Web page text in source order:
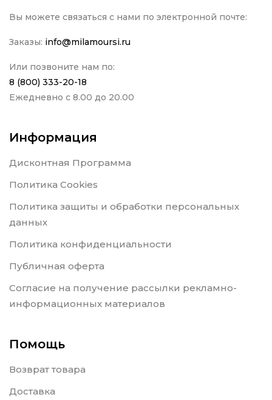
Вы можете связаться с нами по электронной почте:
Заказы: info@milamoursi.ru
Или позвоните нам по:
8 (800) 333-20-18
Ежедневно с 8.00 до 20.00
Информация
Дисконтная Программа
Политика Cookies
Политика защиты и обработки персональных
данных
Политика конфиденциальности
Публичная оферта
Согласие на получение рассылки рекламно-
информационных материалов
Помощь
Возврат товара
Доставка